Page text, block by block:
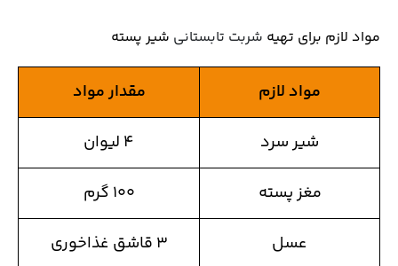
مواد لازم برای تهیه شربت تابستانی شیر پسته
مواد لازم مقدار مواد
شیر سرد ۴ لیوان
مغز پسته ۱۰۰ گرم
عسل ۳ قاشق غذاخوری